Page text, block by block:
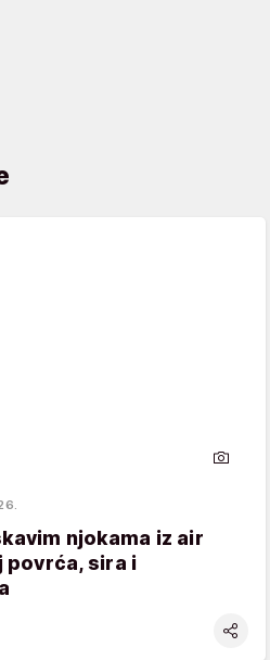
njokama iz air
povrća, sira i